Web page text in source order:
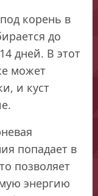
корень в
до
дней. В этот
может
и куст
попадает в
позволяет
энергию